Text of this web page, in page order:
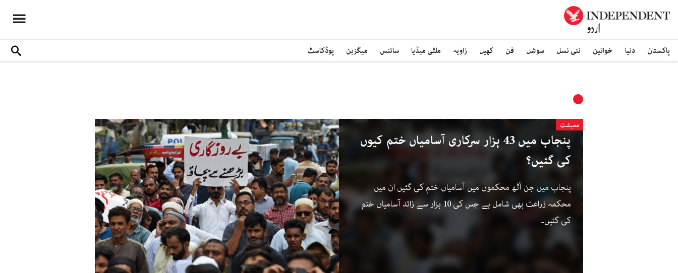
پاکستان دنیا خواتین نئی نسل سوشل فن کھیل زاویہ ملٹی میڈیا سائنس میگزین پوڈکاسٹ
معیشت
پنجاب میں 43 ہزار سرکاری آسامیاں ختم کیوں
کی گئیں؟
پنجاب میں جن آٹھ محکموں میں آسامیاں ختم کی گئیں ان میں
محکمہ زراعت بھی شامل ہے جس کی 10 ہزار سے زائد آسامیاں ختم
کی گئیں۔